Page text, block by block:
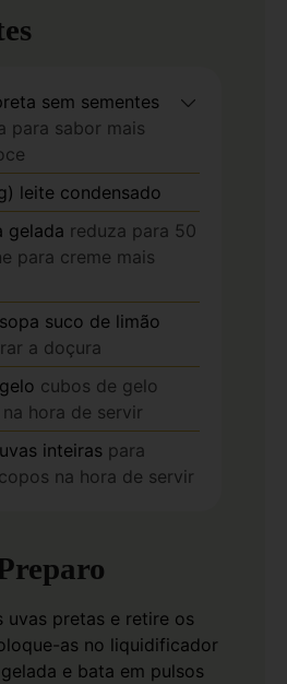
sem sementes
para sabor mais
leite condensado
gelada reduza para 50
para creme mais
suco de limão
a doçura
gelo cubos de gelo
hora de servir
uvas inteiras para
na hora de servir
uvas pretas e retire os
as no liquidificador
e bata em pulsos